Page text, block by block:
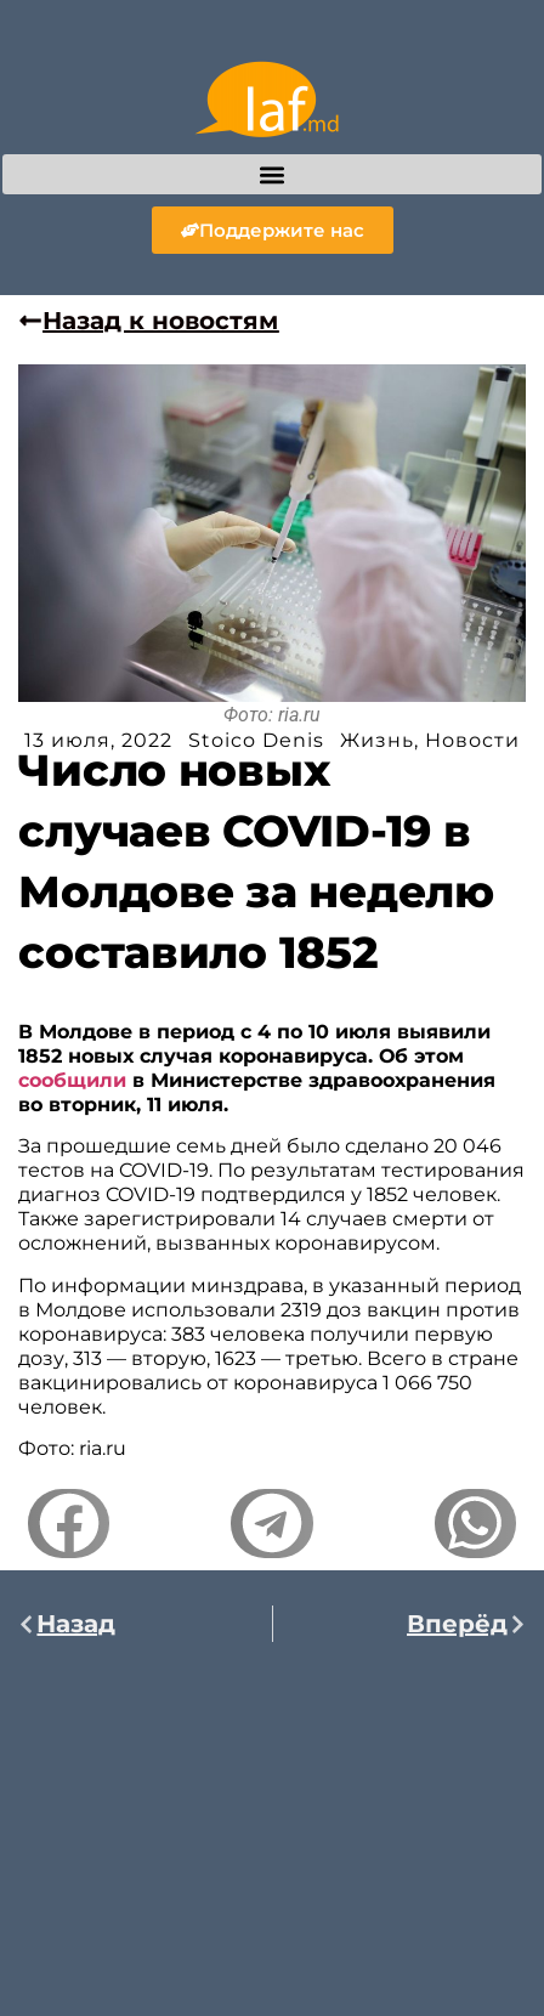
Поддержите нас
Назад к новостям
Фото: ria.ru
13 июля, 2022
Stoico Denis Жизнь, Новости
Число новых
случаев COVID-19 в
Молдове за неделю
составило 1852
В Молдове в период с 4 по 10 июля выявили
1852 новых случая коронавируса. Об этом
сообщили в Министерстве здравоохранения
во вторник, 11 июля.
За прошедшие семь дней было сделано 20 046
тестов на COVID-19. По результатам тестирования
диагноз COVID-19 подтвердился у 1852 человек.
Также зарегистрировали 14 случаев смерти от
осложнений, вызванных коронавирусом.
По информации минздрава, в указанный период
в Молдове использовали 2319 доз вакцин против
коронавируса: 383 человека получили первую
дозу, 313 — вторую, 1623 — третью. Всего в стране
вакцинировались от коронавируса 1 066 750
человек.
Фото: ria.ru
Назад Вперёд